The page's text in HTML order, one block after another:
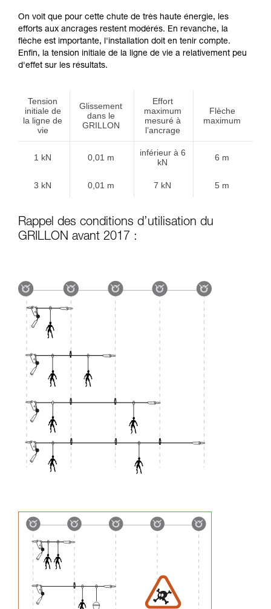
On voit que pour cette chute de très haute énergie, les
efforts aux ancrages restent modérés. En revanche, la
flèche est importante, l'installation doit en tenir compte.
Enfin, la tension initiale de la ligne de vie a relativement peu
d'effet sur les résultats.
Tension
initiale de
la ligne de
vie
Glissement
dans le
GRILLON
Effort
maximum
mesuré à
l’ancrage
Flèche
maximum
1 kN 0,01 m
inférieur à 6
kN
6 m
3 kN 0,01 m 7 kN 5 m
Rappel des conditions d’utilisation du
GRILLON avant 2017 :